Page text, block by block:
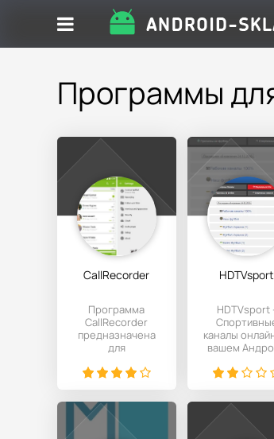
Программы
CallRecorder
Программа
CallRecorder
предназначена
для
записи
разговоров с
линии, на
HDTVsport
HDTVsport
каналы
вашем